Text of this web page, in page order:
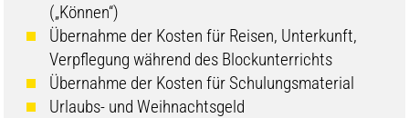
(„Können“)
Übernahme der Kosten für Reisen, Unterkunft,
Verpflegung während des Blockunterrichts
Übernahme der Kosten für Schulungsmaterial
Urlaubs- und Weihnachtsgeld